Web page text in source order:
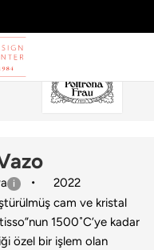
›WATER
2022
cam ve kristal
1500˚C’ye kadar
özel bir işlem olan